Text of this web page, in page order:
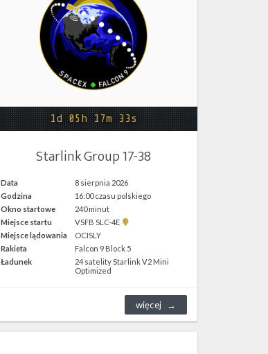
1d 05h 17m 32s
Starlink Group 17-38
Data
8 sierpnia 2026
Godzina
16:00 czasu polskiego
Okno startowe
240 minut
Miejsce startu
VSFB SLC-4E
Pokaż
SLC-
4E w
Google
Miejsce lądowania
OCISLY
Rakieta
Falcon 9 Block 5
Ładunek
24 satelity Starlink V2 Mini
Optimized
więcej